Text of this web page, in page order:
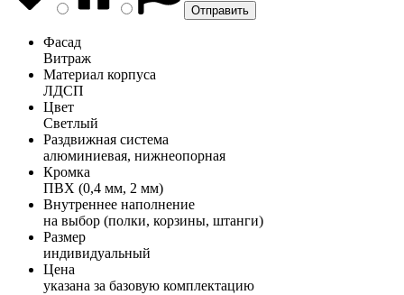
Фасад
Витраж
Материал корпуса
ЛДСП
Цвет
Светлый
Раздвижная система
алюминиевая, нижнеопорная
Кромка
ПВХ (0,4 мм, 2 мм)
Внутреннее наполнение
на выбор (полки, корзины, штанги)
Размер
индивидуальный
Цена
указана за базовую комплектацию